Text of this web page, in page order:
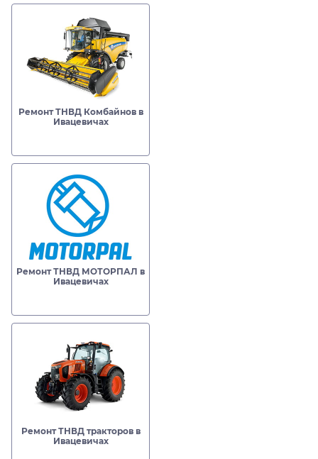
Ремонт ТНВД Комбайнов в
Ивацевичах
Ремонт ТНВД МОТОРПАЛ в
Ивацевичах
Ремонт ТНВД тракторов в
Ивацевичах